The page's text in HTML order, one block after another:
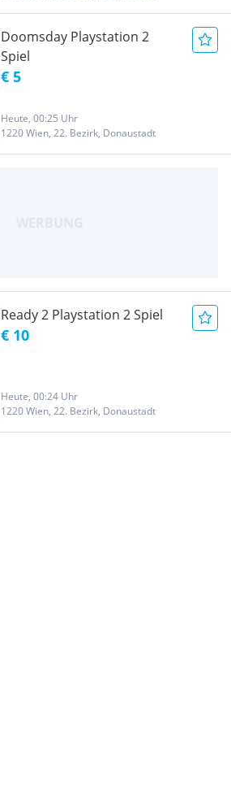
Doomsday Playstation 2
Spiel
€ 5
Heute, 00:25 Uhr
1220 Wien, 22. Bezirk, Donaustadt
Ready 2 Playstation 2 Spiel
€ 10
Heute, 00:24 Uhr
1220 Wien, 22. Bezirk, Donaustadt